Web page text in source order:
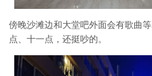
傍晚沙滩边和大堂吧外面会有歌曲
点、十一点，还挺吵的。